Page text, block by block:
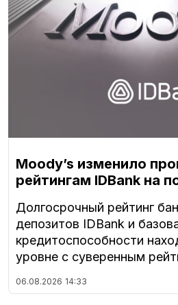
Moody’s изменило
рейтингам IDBank на
Долгосрочный рейтинг
депозитов IDBank и
кредитоспособности
уровне с суверенным
06.08.2026 14:33